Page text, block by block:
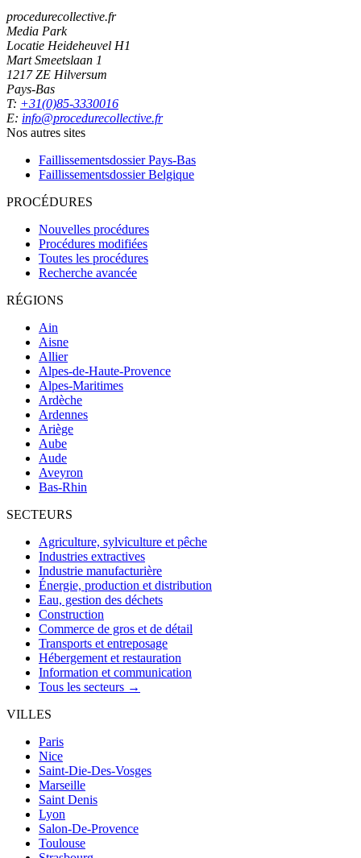
procedurecollective.fr
Media Park
Locatie Heideheuvel H1
Mart Smeetslaan 1
1217 ZE Hilversum
Pays-Bas
T: +31(0)85-3330016
E: info@procedurecollective.fr
Nos autres sites
Faillissementsdossier Pays-Bas
Faillissementsdossier Belgique
PROCÉDURES
Nouvelles procédures
Procédures modifiées
Toutes les procédures
Recherche avancée
RÉGIONS
Ain
Aisne
Allier
Alpes-de-Haute-Provence
Alpes-Maritimes
Ardèche
Ardennes
Ariège
Aube
Aude
Aveyron
Bas-Rhin
SECTEURS
Agriculture, sylviculture et pêche
Industries extractives
Industrie manufacturière
Énergie, production et distribution
Eau, gestion des déchets
Construction
Commerce de gros et de détail
Transports et entreposage
Hébergement et restauration
Information et communication
Tous les secteurs →
VILLES
Paris
Nice
Saint-Die-Des-Vosges
Marseille
Saint Denis
Lyon
Salon-De-Provence
Toulouse